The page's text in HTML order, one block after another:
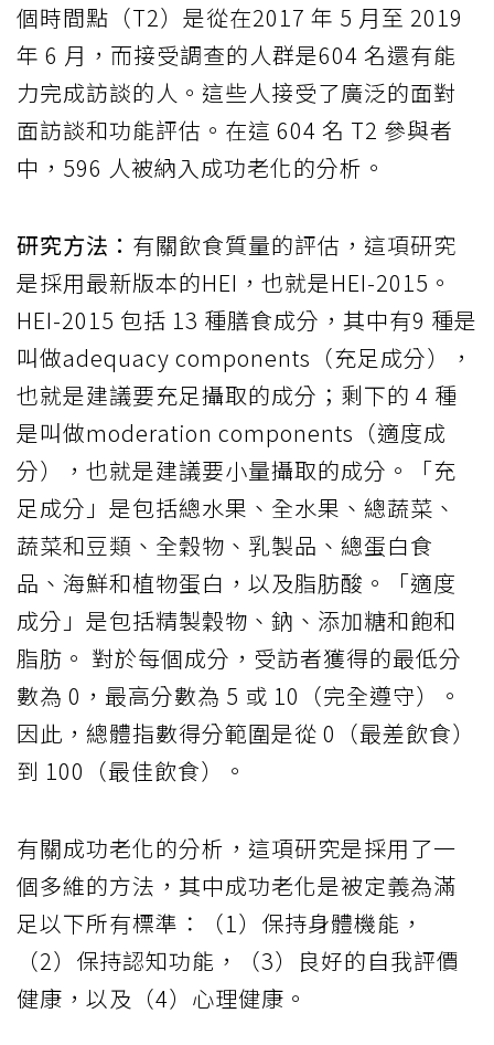
個時間點（T2）是從在2017 年 5 月至 2019
年 6 月，而接受調查的人群是604 名還有能
力完成訪談的人。這些人接受了廣泛的面對
面訪談和功能評估。在這 604 名 T2 參與者
中，596 人被納入成功老化的分析。
研究方法： 有關飲食質量的評估，這項研究
是採用最新版本的HEI，也就是HEI-2015。
HEI-2015 包括 13 種膳食成分，其中有9 種是
叫做adequacy components（充足成分），
也就是建議要充足攝取的成分；剩下的 4 種
是叫做moderation components（適度成
分），也就是建議要小量攝取的成分。「充
足成分」是包括總水果、全水果、總蔬菜、
蔬菜和豆類、全穀物、乳製品、總蛋白食
品、海鮮和植物蛋白，以及脂肪酸。「適度
成分」是包括精製穀物、鈉、添加糖和飽和
脂肪。 對於每個成分，受訪者獲得的最低分
數為 0，最高分數為 5 或 10（完全遵守）。
因此，總體指數得分範圍是從 0（最差飲食）
到 100（最佳飲食）。
有關成功老化的分析，這項研究是採用了一
個多維的方法，其中成功老化是被定義為滿
足以下所有標準：（1）保持身體機能，
（2）保持認知功能，（3）良好的自我評價
健康，以及（4）心理健康。